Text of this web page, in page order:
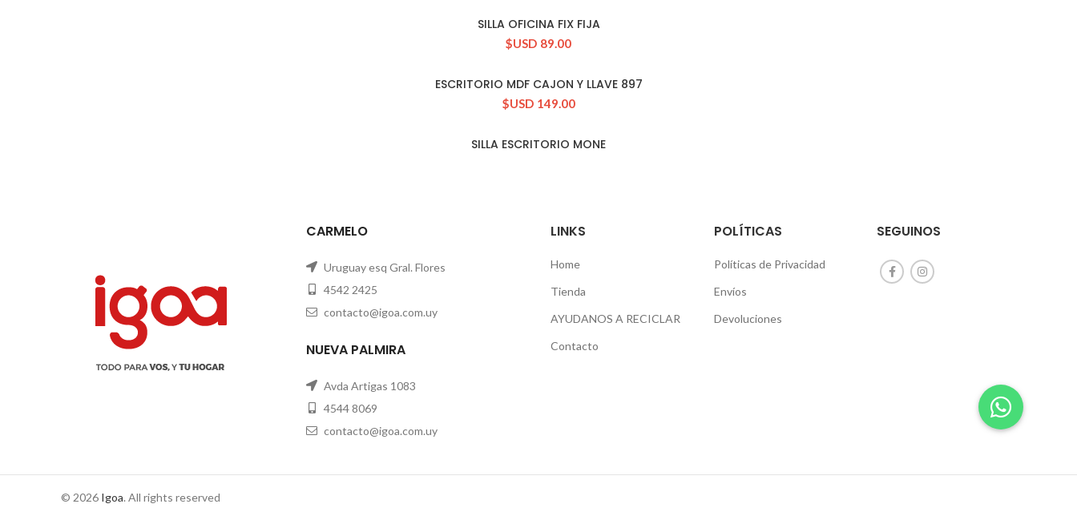
CONSULTAR STOCK
SILLA OFICINA FIX FIJA
$USD 89.00
CONSULTAR STOCK
ESCRITORIO MDF CAJON Y LLAVE 897
$USD 149.00
CONSULTAR STOCK
SILLA ESCRITORIO MONE
CARMELO
Uruguay esq Gral. Flores
4542 2425
contacto@igoa.com.uy
NUEVA PALMIRA
Avda Artigas 1083
4544 8069
contacto@igoa.com.uy
LINKS
Home
Tienda
AYUDANOS A RECICLAR
Contacto
POLÍTICAS
Políticas de Privacidad
Envíos
Devoluciones
SEGUINOS
© 2026 Igoa. All rights reserved